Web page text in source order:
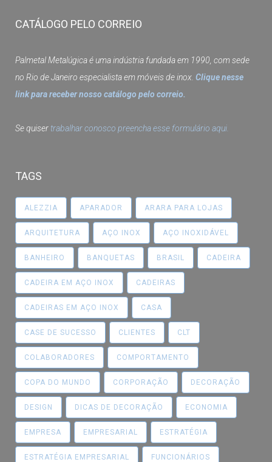
CATÁLOGO PELO CORREIO
Palmetal Metalúgica é uma indústria fundada em 1990, com sede
no Rio de Janeiro especialista em móveis de inox. Clique nesse
link para receber nosso catálogo pelo correio.
Se quisertrabalhar conosco preencha esse formulário aqui.
TAGS
ALEZZIA APARADOR ARARA PARA LOJAS
ARQUITETURA AÇO INOX AÇO INOXIDÁVEL
BANHEIRO BANQUETAS BRASIL CADEIRA
CADEIRA EM AÇO INOX CADEIRAS
CADEIRAS EM AÇO INOX CASA
CASE DE SUCESSO CLIENTES CLT
COLABORADORES COMPORTAMENTO
COPA DO MUNDO CORPORAÇÃO DECORAÇÃO
DESIGN DICAS DE DECORAÇÃO ECONOMIA
EMPRESA EMPRESARIAL ESTRATÉGIA
ESTRATÉGIA EMPRESARIAL FUNCIONÁRIOS